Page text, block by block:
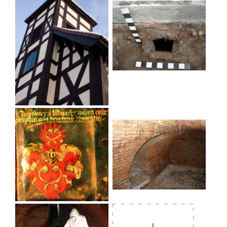
durch die erhaltenen ursprünglichen Elemente der
architektonischen Gestaltung ab. Sie spiegelt eine
besondere Phase in der Entwicklung der
Sakralarchitektur und der Traditionen der Region
wider.
Das Gotteshaus galt als eine tragende Säule des
Polentums, denn bis zum Ende des 19.
Jahrhunderts wurden hier
Nachmittagsgottesdienste in polnischer Sprache
abgehalten, so dass es ein materielles Zeugnis der
Vergangenheit und ein wichtiges Element der
lokalen kulturellen Identität ist.
Als Kunstwerk, das Zeugnis einer vergangenen
Epoche ist und dessen Erhalt im öffentlichen